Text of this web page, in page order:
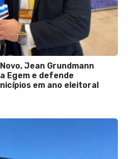
Jean Grundmann
Egem e defende
em ano eleitoral